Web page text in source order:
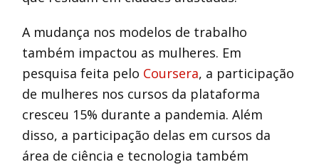
A mudança nos modelos de trabalho
também impactou as mulheres. Em
pesquisa feita pelo Coursera, a participação
de mulheres nos cursos da plataforma
cresceu 15% durante a pandemia. Além
disso, a participação delas em cursos da
área de ciência e tecnologia também